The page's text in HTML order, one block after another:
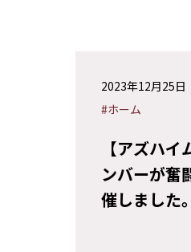
2023年12月25日
#ホーム
【アズハ
ンバーが奮
催しました。